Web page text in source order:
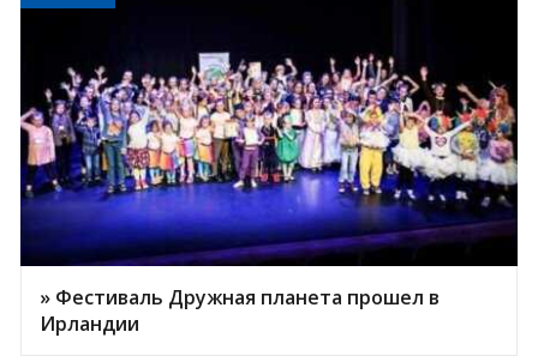
» Фестиваль Дружная планета прошел в
Ирландии